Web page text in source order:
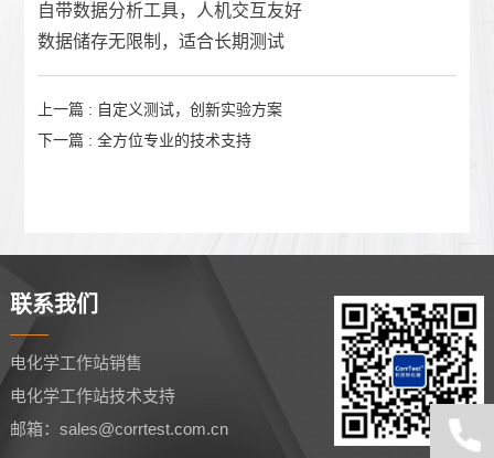
自带数据分析工具，人机交互友好
数据储存无限制，适合长期测试
上一篇 : 自定义测试，创新实验方案
下一篇 : 全方位专业的技术支持
联系我们
电化学工作站销售
电化学工作站技术支持
邮箱：sales@corrtest.com.cn